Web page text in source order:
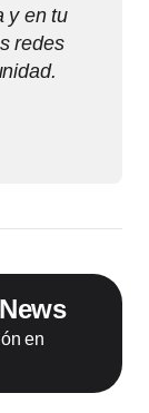
y en tu
redes
en